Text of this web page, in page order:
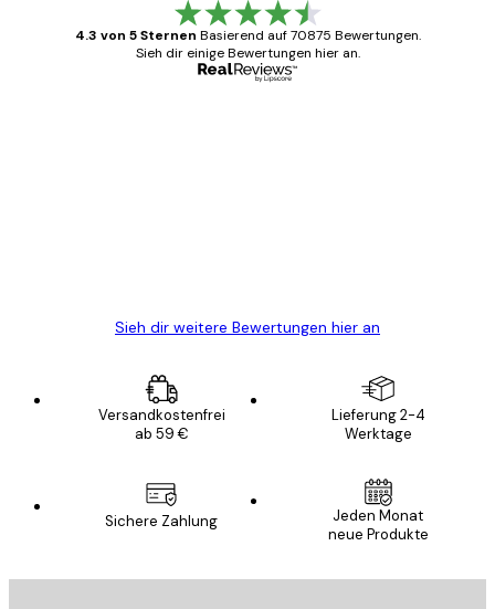
4.3 von 5 Sternen Basierend auf 70875 Bewertungen.
Sieh dir einige Bewertungen hier an.
Sieh dir weitere Bewertungen hier an
Versandkostenfrei
ab 59 €
Lieferung 2-4
Werktage
Sichere Zahlung
Jeden Monat
neue Produkte